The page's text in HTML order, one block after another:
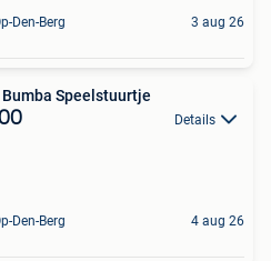
Den-Berg 3 aug 26
Speelstuurtje
Details
Den-Berg 4 aug 26